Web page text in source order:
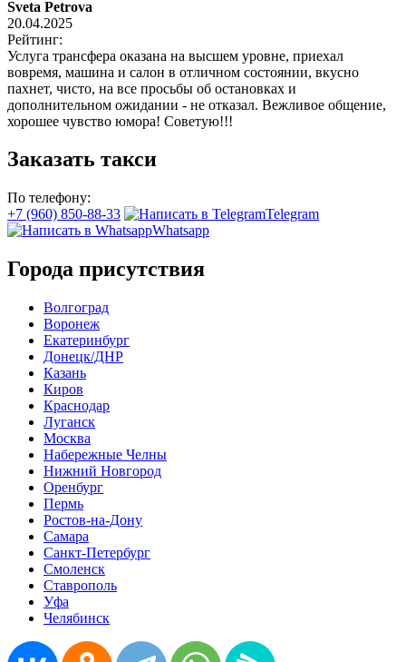
Sveta Petrova
20.04.2025
Рейтинг:
Услуга трансфера оказана на высшем уровне, приехал
вовремя, машина и салон в отличном состоянии, вкусно
пахнет, чисто, на все просьбы об остановках и
дополнительном ожидании - не отказал. Вежливое общение,
хорошее чувство юмора! Советую!!!
Заказать такси
По телефону:
+7 (960) 850-88-33
Telegram
Whatsapp
Города присутствия
Волгоград
Воронеж
Екатеринбург
Донецк/ДНР
Казань
Киров
Краснодар
Луганск
Москва
Набережные Челны
Нижний Новгород
Оренбург
Пермь
Ростов-на-Дону
Самара
Санкт-Петербург
Смоленск
Ставрополь
Уфа
Челябинск